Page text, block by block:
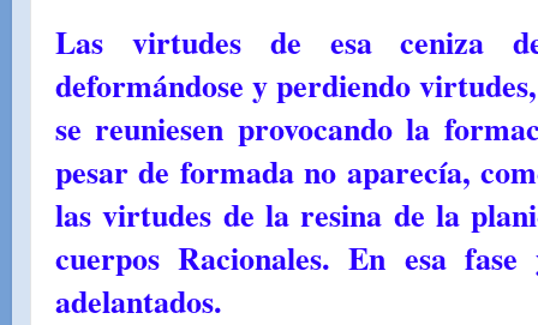
Las virtudes de esa ceniza
deformándose y perdiendo
se reuniesen provocando la
pesar de formada no aparecía,
las virtudes de la resina de la
cuerpos Racionales. En esa
adelantados.